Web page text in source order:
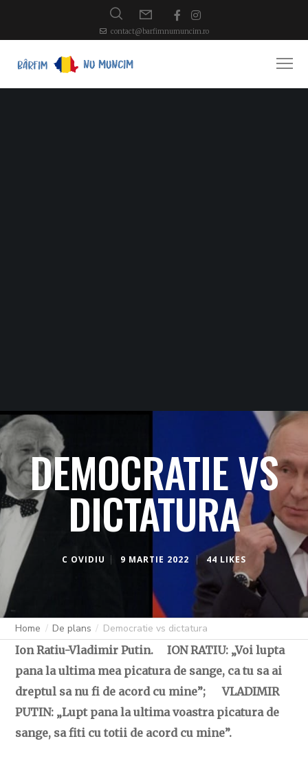
contact@barfimnumuncim.ro
DEMOCRATIE VS
DICTATURA
C OVIDIU 9 MARTIE 2022 44 LIKES
Home De plans Democratie vs dictatura
Ion Ratiu-Vladimir Putin. ION RATIU: „Voi lupta
pana la ultima mea picatura de sange, ca tu sa ai
dreptul sa nu fi de acord cu mine”; VLADIMIR
PUTIN: „Lupt pana la ultima voastra picatura de
sange, sa fiti cu totii de acord cu mine”.